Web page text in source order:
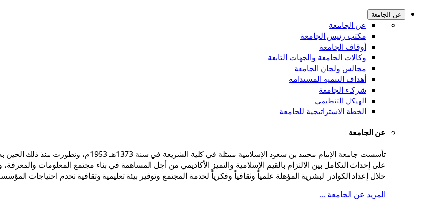
عن الجامعة
عن الجامعة
مكتب رئيس الجامعة
أوقاف الجامعة
وكالات الجامعة والجهات التابعة
مجالس ولجان الجامعة
أهداف التنمية المستدامة
شركاء الجامعة
الهيكل التنظيمي
الخطة الاستراتيجية للجامعة
عن الجامعة
على إحداث التكامل بين الالتزام بالقيم الإسلامية والتميز الأكاديمي من أجل المساهمة في بناء مجتمع المعلومات
خلال إعداد الكوادر البشرية المؤهلة علمياً وثقافياً وفكرياً لخدمة المجتمع وتوفير بيئة تعليمية وثقافية تخدم احتياجات
المزيد عن الجامعة ...